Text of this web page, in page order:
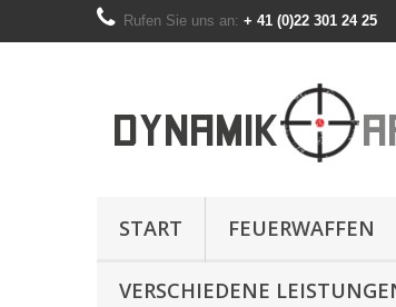
Rufen Sie uns an: + 41 (0)22 301 24 25
START FEUERWAFFEN
VERSCHIEDENE